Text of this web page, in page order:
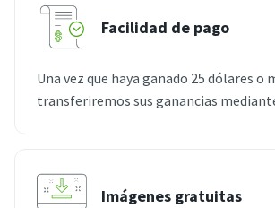
Facilidad de pago
Una vez que haya ganado 25 dólares o
transferiremos sus ganancias
Imágenes gratuitas